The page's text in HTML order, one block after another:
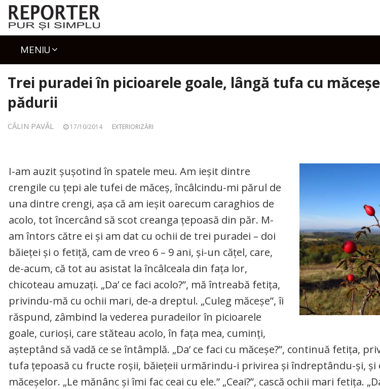
Skip
content
MENIU
Trei puradei în picioarele goale, lângă tufa cu
pădurii
CĂLIN PAVĂL 17/10/2014 EXTERIORIZĂRI
I-am auzit șușotind în spatele meu. Am ieșit dintre
crengile cu țepi ale tufei de măceș, încâlcindu-mi părul de
una dintre crengi, așa că am ieșit oarecum caraghios de
acolo, tot încercând să scot creanga țepoasă din păr. M-
am întors către ei și am dat cu ochii de trei puradei – doi
băieței și o fetiță, cam de vreo 6 – 9 ani, și-un cățel, care,
de-acum, că tot au asistat la încâlceala din fața lor,
chicoteau amuzați. „Da’ ce faci acolo?”, mă întreabă fetița,
privindu-mă cu ochii mari, de-a dreptul. „Culeg măceșe”, îi
răspund, zâmbind la vederea puradeilor în picioarele
goale, curioși, care stăteau acolo, în fața mea, cuminți,
așteptând să vadă ce se întâmplă. „Da’ ce faci cu măceșe?”, continuă fetița,
tufa țepoasă cu fructe roșii, băiețeii urmărindu-i privirea și îndreptându-și, și
măceșelor. „Le mănânc și îmi fac ceai cu ele.” „Ceai?”, cască ochii mari fetița.